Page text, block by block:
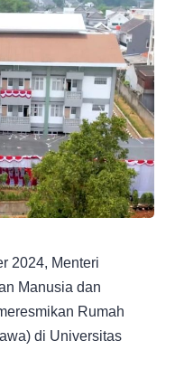
2024, Menteri
Manusia dan
Rumah
di Universitas